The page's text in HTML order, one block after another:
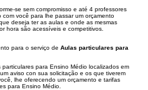
se sem compromisso e até 4 professores
você para lhe passar um orçamento
deseja ter as aulas e onde as mesmas
hora são acessíveis e competitivos.
para o serviço de Aulas particulares para
para Ensino Médio localizados em
aviso con sua solicitação e os que tiverem
lhe oferecendo um orçamento e tarifas
para Ensino Médio.